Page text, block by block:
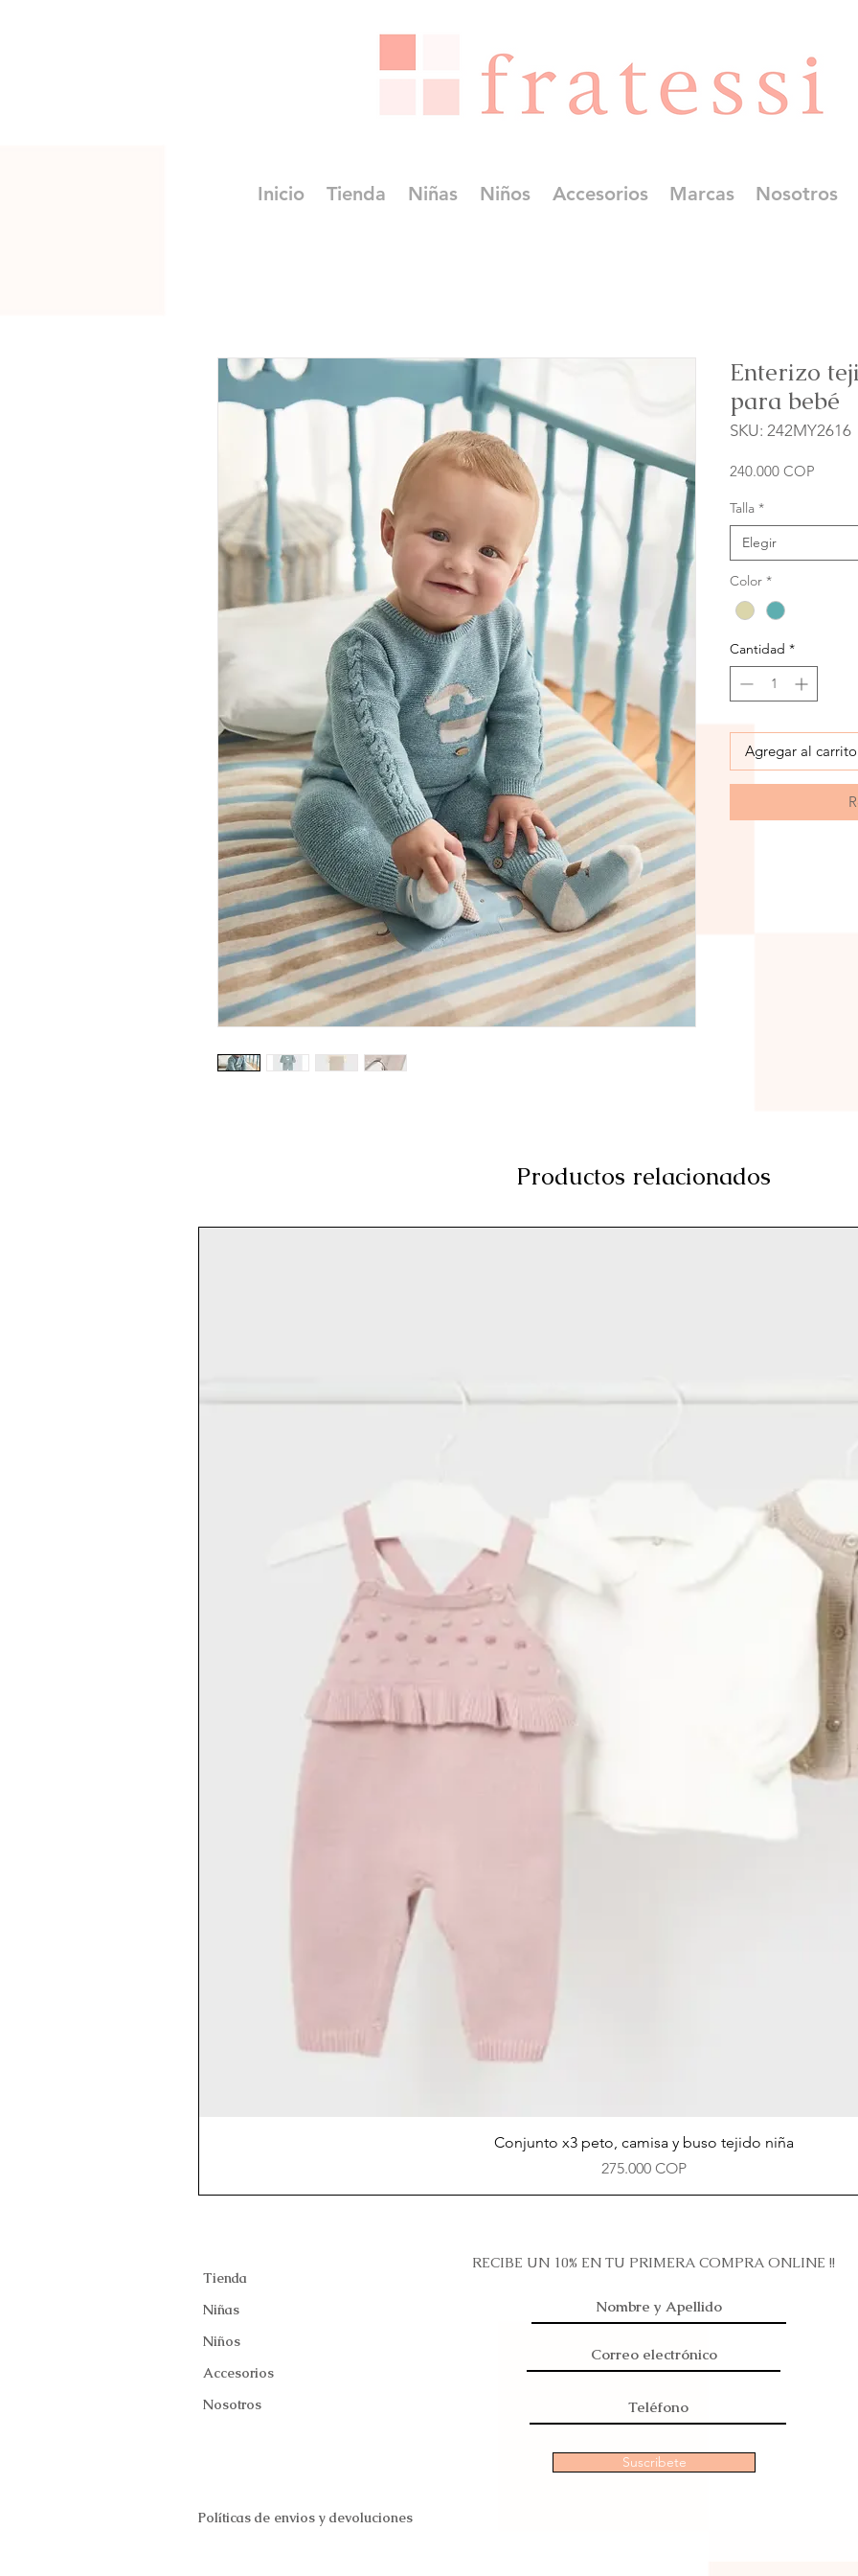
Inicio Tienda Niñas Niños Accesorios Marcas Nosotros
Enterizo
para bebé
SKU: 242MY2616
240.000 COP
Talla *
Elegir
Color *
Cantidad *
Agregar al carrito
Productos relacionados
Vista rápida
Conjunto x3 peto, camisa y buso tejido niña
Precio
275.000 COP
Tienda
Niñas
Niños
Accesorios
Nosotros
Políticas de envios y devoluciones
RECIBE UN 10% EN TU PRIMERA COMPRA ONLINE !!
Suscribete